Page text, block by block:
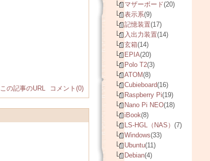
この記事のURL コメント(0)
マザーボード(20)
表示系(9)
記憶装置(17)
入出力装置(14)
玄箱(14)
EPIA(20)
Polo T2(3)
ATOM(8)
Cubieboard(16)
Raspberry Pi(19)
Nano Pi NEO(18)
iBook(8)
LS-HGL（NAS） (7)
Windows(33)
Ubuntu(11)
Debian(4)